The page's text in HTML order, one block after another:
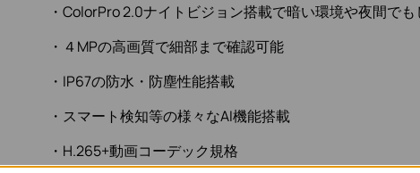
・ColorPro 2.0ナイトビジョン搭載で暗い環境や夜間で
・４MPの高画質で細部まで確認可能
・IP67の防水・防塵性能搭載
・スマート検知等の様々なAI機能搭載
・H.265+動画コーデック規格